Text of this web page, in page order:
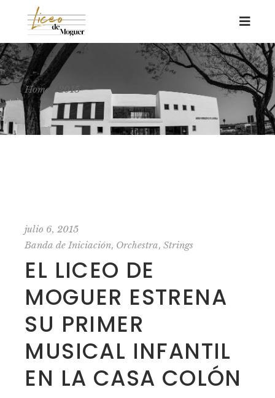
Home 2015
julio 6, 2015
Banda de Iniciación, Orchestra,Strings
EL LICEO DE
MOGUER ESTRENA
SU PRIMER
MUSICAL INFANTIL
EN LA CASA COLÓN